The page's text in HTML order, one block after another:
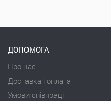
ДОПОМОГА
Про нас
Доставка і оплата
Умови співпраці